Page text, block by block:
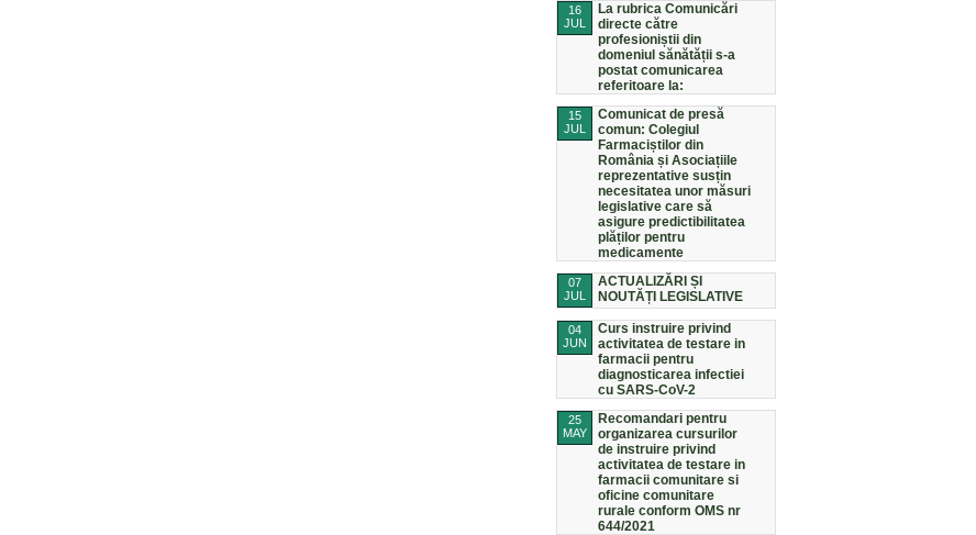
16
JUL
La rubrica Comunicări
directe către
profesioniștii din
domeniul sănătății s-a
postat comunicarea
referitoare la:
15
JUL
Comunicat de presă
comun: Colegiul
Farmaciștilor din
România și Asociațiile
reprezentative susțin
necesitatea unor măsuri
legislative care să
asigure predictibilitatea
plăților pentru
medicamente
07
JUL
ACTUALIZĂRI ȘI
NOUTĂȚI LEGISLATIVE
04
JUN
Curs instruire privind
activitatea de testare in
farmacii pentru
diagnosticarea infectiei
cu SARS-CoV-2
25
MAY
Recomandari pentru
organizarea cursurilor
de instruire privind
activitatea de testare in
farmacii comunitare si
oficine comunitare
rurale conform OMS nr
644/2021